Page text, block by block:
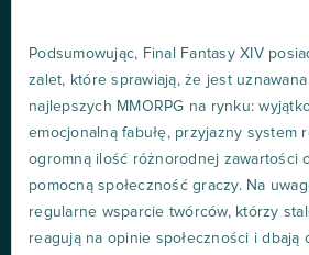
Podsumowując, Final Fantasy XIV
zalet, które sprawiają, że jest
najlepszych MMORPG na rynku:
emocjonalną fabułę, przyjazny system
ogromną ilość różnorodnej zawartości
pomocną społeczność graczy. Na
regularne wsparcie twórców, którzy
reagują na opinie społeczności i dbają